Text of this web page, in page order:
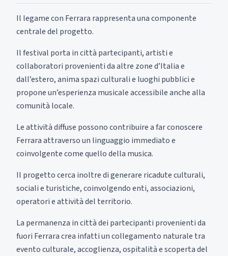
Il legame con Ferrara rappresenta una componente
centrale del progetto.
Il festival porta in città partecipanti, artisti e
collaboratori provenienti da altre zone d’Italia e
dall’estero, anima spazi culturali e luoghi pubblici e
propone un’esperienza musicale accessibile anche alla
comunità locale.
Le attività diffuse possono contribuire a far conoscere
Ferrara attraverso un linguaggio immediato e
coinvolgente come quello della musica.
Il progetto cerca inoltre di generare ricadute culturali,
sociali e turistiche, coinvolgendo enti, associazioni,
operatori e attività del territorio.
La permanenza in città dei partecipanti provenienti da
fuori Ferrara crea infatti un collegamento naturale tra
evento culturale, accoglienza, ospitalità e scoperta del